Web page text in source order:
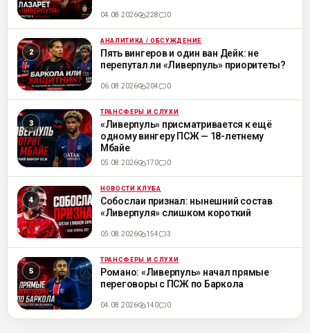
04.08.2026 228 0
ML АНАЛИТИКА / ОБСУЖДЕНИЕ
Пять вингеров и один ван Дейк: не
перепутал ли «Ливерпуль» приоритеты?
06.08.2026 204 0
ML ТРАНСФЕРЫ И СЛУХИ
«Ливерпуль» присматривается к ещё
одному вингеру ПСЖ — 18-летнему
Мбайе
05.08.2026 170 0
ML НОВОСТИ КЛУБА
Собослаи признал: нынешний состав
«Ливерпуля» слишком короткий
05.08.2026 154 3
ML ТРАНСФЕРЫ И СЛУХИ
Романо: «Ливерпуль» начал прямые
переговоры с ПСЖ по Баркола
04.08.2026 140 0